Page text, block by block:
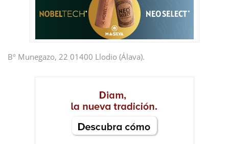
Bº Munegazo, 22 01400 Llodio (Álava).